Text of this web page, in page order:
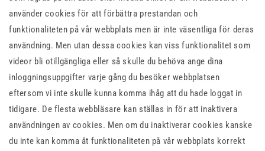
använder cookies för att förbättra prestandan och
funktionaliteten på vår webbplats men är inte väsentliga för deras
användning. Men utan dessa cookies kan viss funktionalitet som
videor bli otillgängliga eller så skulle du behöva ange dina
inloggningsuppgifter varje gång du besöker webbplatsen
eftersom vi inte skulle kunna komma ihåg att du hade loggat in
tidigare. De flesta webbläsare kan ställas in för att inaktivera
användningen av cookies. Men om du inaktiverar cookies kanske
du inte kan komma åt funktionaliteten på vår webbplats korrekt